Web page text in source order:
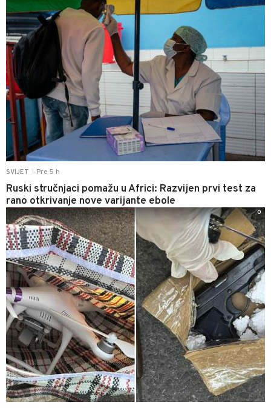
SVIJET Pre 5 h
Ruski stručnjaci pomažu u Africi: Razvijen prvi test za
rano otkrivanje nove varijante ebole
0